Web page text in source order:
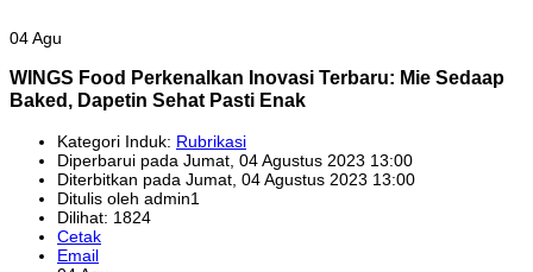
04 Agu
WINGS Food Perkenalkan Inovasi Terbaru: Mie Sedaap
Baked, Dapetin Sehat Pasti Enak
Kategori Induk: Rubrikasi
Diperbarui pada Jumat, 04 Agustus 2023 13:00
Diterbitkan pada Jumat, 04 Agustus 2023 13:00
Ditulis oleh admin1
Dilihat: 1824
Cetak
Email